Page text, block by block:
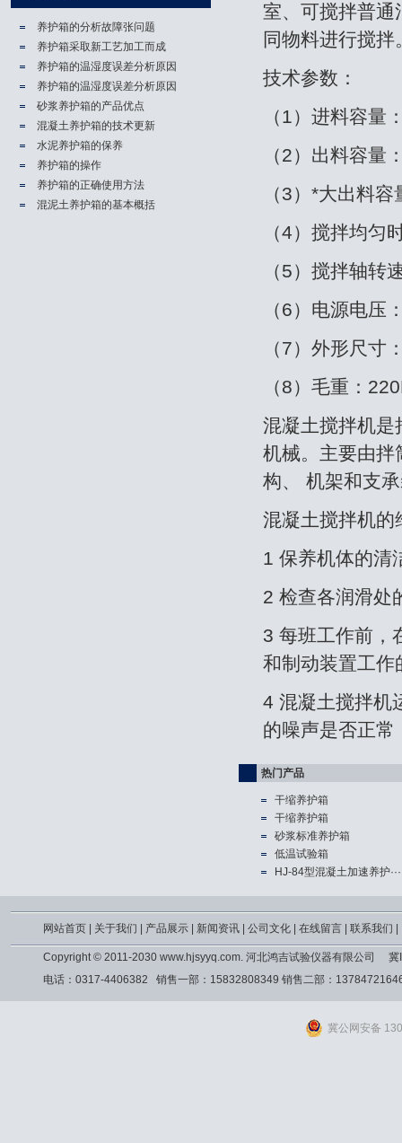
养护箱的分析故障张问题
养护箱​采取新工艺加工而成
养护箱的温湿度误差分析原因
养护箱的温湿度误差分析原因
砂浆养护箱的产品优点
混凝土养护箱的技术更新
水泥养护箱的保养
养护箱的操作
养护箱的正确使用方法
混泥土养护箱的基本概括
室、可搅拌普
同物料进行搅拌
技术参数：
（1）进料容量
（2）出料容量
（3）*大出料
（4）搅拌均匀
（5）搅拌轴转
（6）电源电压
（7）外形尺寸
（8）毛重：
混凝土搅拌机是
机械。主要由拌
构、 机架和支
混凝土搅拌机
1 保养机体的
2 检查各润滑处
3 每班工作前，
和制动装置工
4 混凝土搅拌机
的噪声是否正
热门产品
干缩养护箱
干缩养护箱
砂浆标准养护箱
低温试验箱
HJ-84型混凝土加速养护···
网站首页| 关于我们 产品展示| 新闻资讯| 公司文化| 在线留言| 联系我们
Copyright © 2011-2030 www.hjsyyq.com. 河北鸿吉试验仪器有限公司
冀
电话：0317-4406382 销售一部：15832808349 销售二部：
冀公网安备